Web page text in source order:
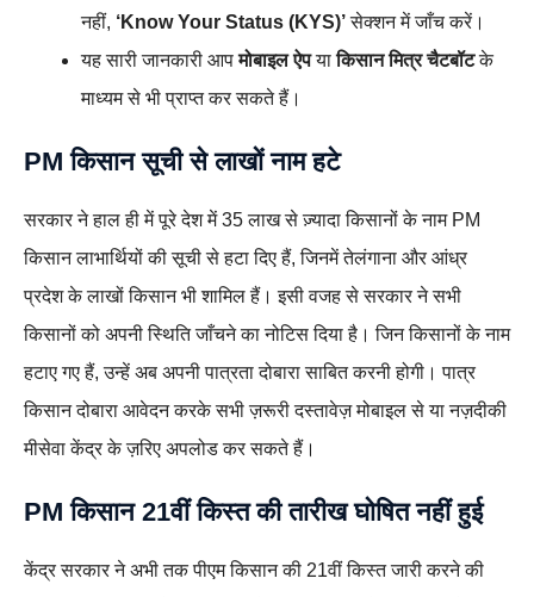
नहीं, ‘Know Your Status (KYS)’सेक्शन में जाँच करें।
यह सारी जानकारी आपमोबाइल ऐपयाकिसान मित्र चैटबॉटके
माध्यम से भी प्राप्त कर सकते हैं।
PM किसान सूची से लाखों नाम हटे
सरकार ने हाल ही में पूरे देश में 35 लाख से ज़्यादा किसानों के नाम PM
किसान लाभार्थियों की सूची से हटा दिए हैं, जिनमें तेलंगाना और आंध्र
प्रदेश के लाखों किसान भी शामिल हैं। इसी वजह से सरकार ने सभी
किसानों को अपनी स्थिति जाँचने का नोटिस दिया है। जिन किसानों के नाम
हटाए गए हैं, उन्हें अब अपनी पात्रता दोबारा साबित करनी होगी। पात्र
किसान दोबारा आवेदन करके सभी ज़रूरी दस्तावेज़ मोबाइल से या नज़दीकी
मीसेवा केंद्र के ज़रिए अपलोड कर सकते हैं।
PM किसान 21वीं किस्त कीतारीखघोषित नहीं हुई
केंद्र सरकार ने अभी तक पीएम किसान की 21वीं किस्त जारी करने की